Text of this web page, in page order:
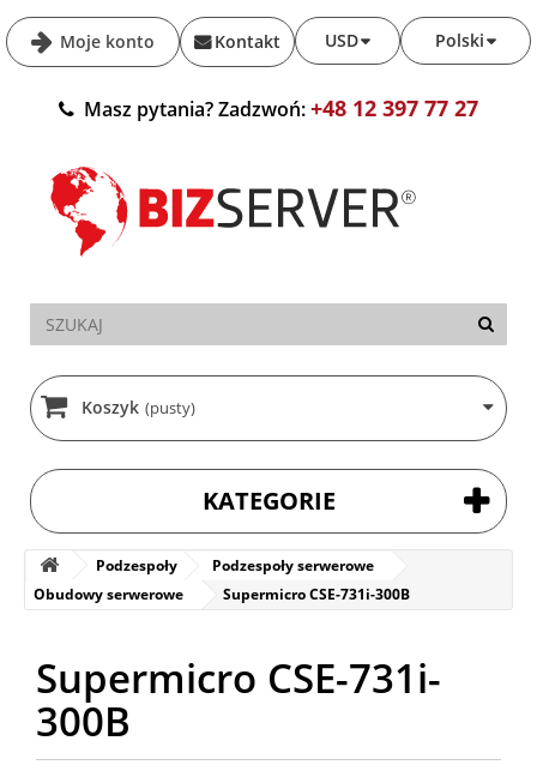
Moje konto Polski
USD
Kontakt
Masz pytania? Zadzwoń:+48 12 397 77 27
Koszyk (pusty)
KATEGORIE
Podzespoły
Podzespoły serwerowe
Obudowy serwerowe
Supermicro CSE-731i-300B
Supermicro CSE-731i-
300B